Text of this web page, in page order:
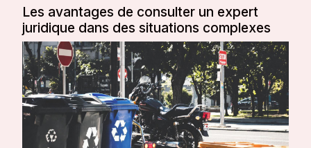
Les avantages de consulter un expert
juridique dans des situations complexes